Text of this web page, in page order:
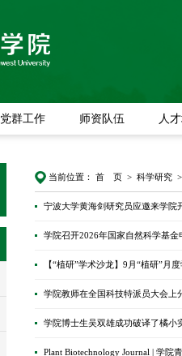
党群工作 师资队伍 人
当前位置： 首 页> 科学研究>
宁波大学黄海剑研究员应邀来学院
学院召开2026年国家自然科学基金
【“植研”学术沙龙】9月“植研”月
学院教师在全国科技特派员大会上
学院博士生吴双雄成功破译了橘小
Plant Biotechnology Journal | 学院